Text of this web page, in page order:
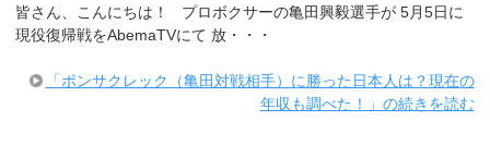
皆さん、こんにちは！ プロボクサーの亀田興毅選手が 5月5日に
現役復帰戦をAbemaTVにて 放・・・
「ポンサクレック（亀田対戦相手）に勝った日本人は？現在の
年収も調べた！」の続きを読む